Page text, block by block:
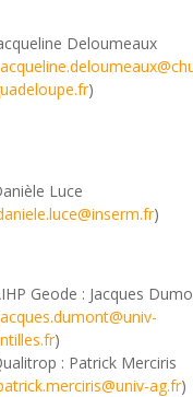
Deloumeaux
)
Luce
)
Geode : Jacques
)
: Patrick Merciris
ag.fr)